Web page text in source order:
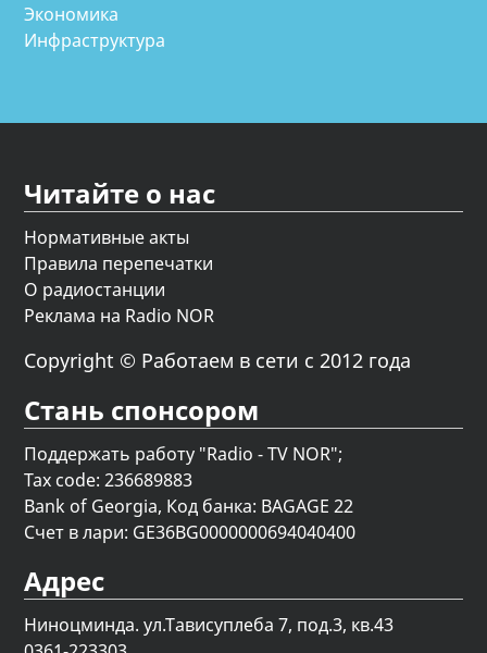
Экономика
Инфраструктура
Читайте о нас
Нормативные акты
Правила перепечатки
О радиостанции
Реклама на Radio NOR
Copyright © Работаем в сети с 2012 года
Стань спонсором
Поддержать работу "Radio - TV NOR";
Tax code: 236689883
Bank of Georgia, Код банка: BAGAGE 22
Счет в лари: GE36BG0000000694040400
Адрес
Ниноцминда. ул.Тависуплеба 7, под.3, кв.43